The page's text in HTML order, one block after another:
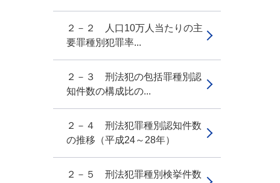
２－２ 人口10万人当たりの主
要罪種別犯罪率...
２－３ 刑法犯の包括罪種別認
知件数の構成比の...
２－４ 刑法犯罪種別認知件数
の推移（平成24～28年）
２－５ 刑法犯罪種別検挙件数